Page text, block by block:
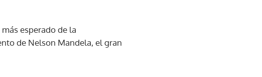
esperado de la
de Nelson Mandela, el gran